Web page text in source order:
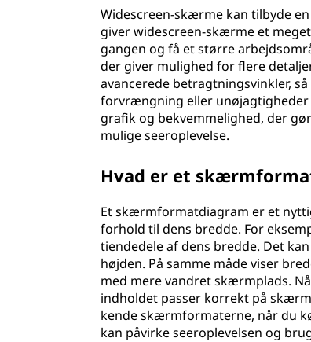
Widescreen-skærme kan tilbyde
giver widescreen-skærme et
gangen og få et større
der giver mulighed for flere
avancerede betragtningsvinkler,
forvrængning eller
grafik og bekvemmelighed, der
mulige seeroplevelse.
Hvad er et
Et skærmformatdiagram er et
forhold til dens bredde. For
tiendedele af dens bredde. Det
højden. På samme måde viser
med mere vandret skærmplads.
indholdet passer korrekt på
kende skærmformaterne, når du
kan påvirke seeroplevelsen og